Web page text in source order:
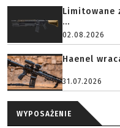
Limitowane
...
02.08.2026
Haenel
31.07.2026
WYPOSAŻENIE